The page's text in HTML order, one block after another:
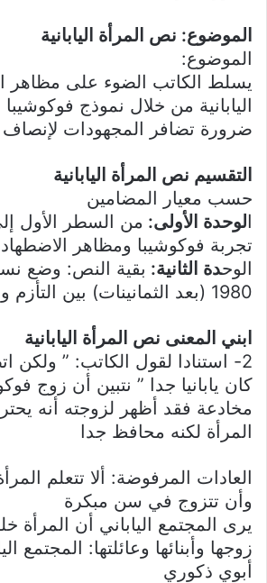
الموضوع: نص المرأة اليابانية
الموضوع:
يسلط الكاتب الضوء على مظاهر
اليابانية من خلال نموذج
ضرورة تضافر المجهودات لإنصاف
التقسيم نص المرأة اليابانية
حسب معيار المضامين
الوحدة الأولى:
تجربة فوكوشيبا ومظاهر
الوحدة الثانية: بقية النص: وضع
1980 (بعد الثمانينات) بين التأزم والانفراج
ابني المعنى نص المرأة اليابانية
2- استنادا لقول الكاتب: ” ولكن
كان يابانيا جدا ” نتبين أن زوج
مخادعة فقد أظهر لزوجته أنه
المرأة لكنه محافظ جدا
العادات المرفوضة: ألا تتعلم
وأن تتزوج في سن مبكرة
يرى المجتمع الياباني أن المرأة
زوجها وأبنائها وعائلتها: المجتمع
أبوي ذكوري